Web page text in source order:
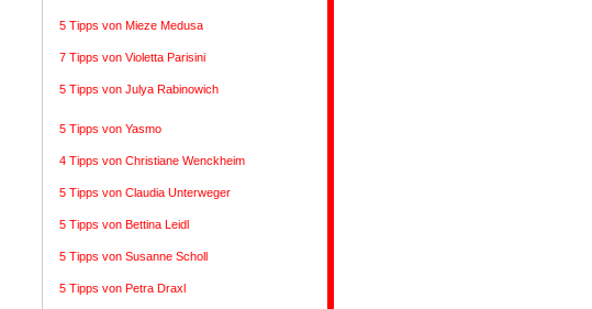
5 Tipps von Mieze Medusa
7 Tipps von Violetta Parisini
5 Tipps von Julya Rabinowich
5 Tipps von Yasmo
4 Tipps von Christiane Wenckheim
5 Tipps von Claudia Unterweger
5 Tipps von Bettina Leidl
5 Tipps von Susanne Scholl
5 Tipps von Petra Draxl